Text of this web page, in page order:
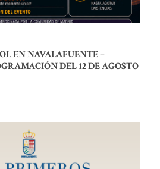
EN NAVALAFUENTE –
DEL 12 DE AGOSTO